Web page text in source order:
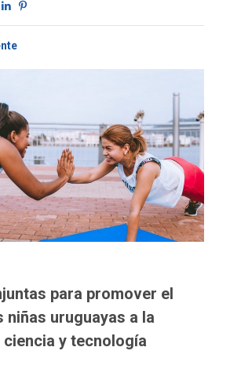
para promover el
niñas uruguayas a la
y tecnología